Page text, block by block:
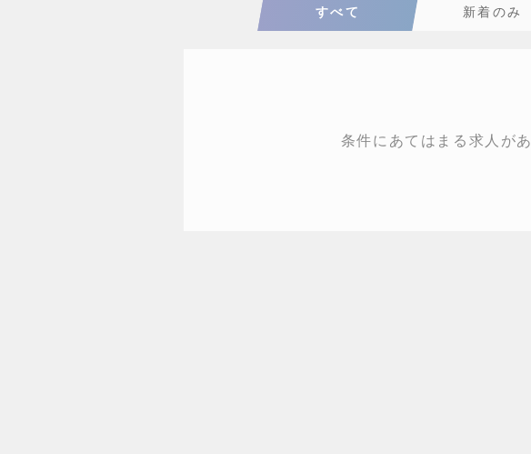
すべて 新着のみ
条件にあてはまる求人が